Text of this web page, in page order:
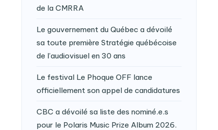
de la CMRRA
Le gouvernement du Québec a dévoilé
sa toute première Stratégie québécoise
de l’audiovisuel en 30 ans
Le festival Le Phoque OFF lance
officiellement son appel de candidatures
CBC a dévoilé sa liste des nominé.e.s
pour le Polaris Music Prize Album 2026.